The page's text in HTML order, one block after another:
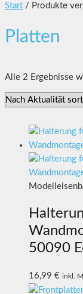
Start / Produkte
Platten
Alle 2 Ergebnisse
50090
16,99 € inkl.